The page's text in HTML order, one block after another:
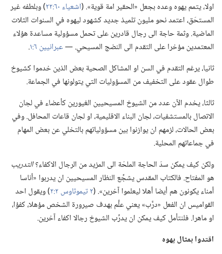
اولا،‏ يتمم يهوه وعده بجعل «الحقير امة قوية».‏ (‏اشعياء ٦٠:‏٢٢
‏)‏ وبلطفه غير
المستحَق،‏ اعتمد نحو مليون تلميذ جديد كشهود ليهوه في السنوات الثلات
الماضية.‏ وثمة حاجة الى رجال قادرين على تحمل مسؤولية مساعدة هؤلاء
المعتمدين مؤخرا على التقدم الى النضج المسيحي.‏ —‏عبرانيين ٦:‏١
‏.‏
ثانيا،‏ يرغم التقدم في السن او المشاكل الصحية بعض الذين خدموا كشيوخ
طوال عقود على التخفيف من المسؤوليات التي يتولونها في الجماعة.‏
ثالثا،‏ يخدم الآن عدد من الشيوخ المسيحيين الغيورين كأعضاء في لجان
الاتصال بالمستشفيات،‏ لجان البناء الاقليمية،‏ او لجان قاعات المحافل.‏ وفي
بعض الحالات،‏ لزمهم ان يوازنوا بين مسؤولياتهم بالتخلي عن بعض المهام
في جماعاتهم المحلية.‏
ولكن كيف يمكن سدّ الحاجة الملحّة الى المزيد من الرجال الاكفاء؟‏التدريب
هو المفتاح.‏ فالكتاب المقدس يشجِّع النظار المسيحيين ان يدربوا «أناسا
أمناء يكونون هم أيضا أهلا ليعلموا آخرين».‏ (‏٢ تيموثاوس ٢:‏٢
‏)‏ ويقول احد
القواميس ان الفعل «درَّب» يعني علَّم بهدف صيرورة الشخص مؤهلا،‏ كفؤا،‏
او ماهرا.‏ فلنتأمل كيف يمكن ان يدرِّب الشيوخ رجالا اكفاء آخرين.‏
اقتدوا بمثال يهوه